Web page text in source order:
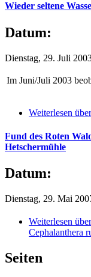
Wieder seltene
Datum:
Dienstag, 29. Juli
Im Juni/Juli 2003
Weiterlesen
Fund des Roten
Hetschermühle
Datum:
Dienstag, 29. Mai
Weiterlesen
Cephalanthera
Seiten